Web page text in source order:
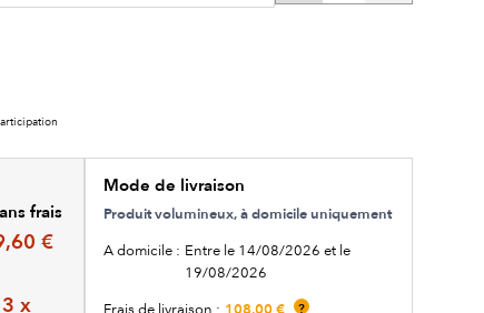
frais
€
3 x
Mode de livraison
Produit volumineux, à domicile uniquement
A domicile : Entre le 14/08/2026 et le
19/08/2026
Frais de livraison : ?